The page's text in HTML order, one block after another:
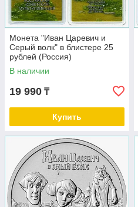
Монета "Иван Царевич и
Серый волк" в блистере 25
рублей (Россия)
В наличии
19 990 ₸
Купить